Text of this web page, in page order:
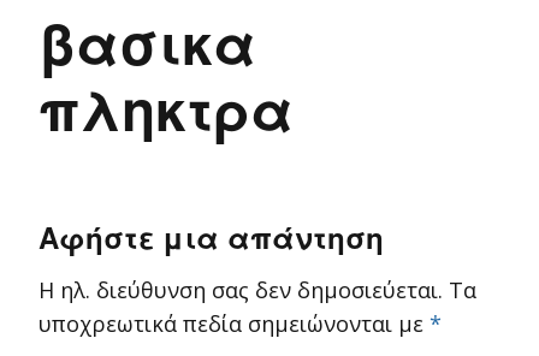
βασικα
πληκτρα
Αφήστε μια απάντηση
Η ηλ. διεύθυνση σας δεν δημοσιεύεται. Τα
υποχρεωτικά πεδία σημειώνονται με *